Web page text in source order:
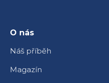
O nás
Náš příběh
Magazín